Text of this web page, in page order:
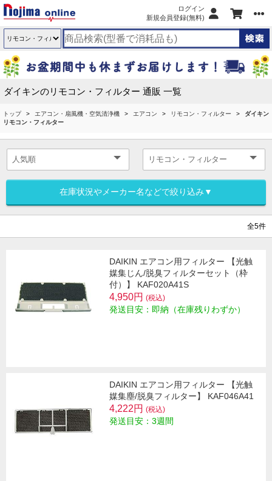
ログイン
新規会員登録(無料)
ダイキンのリモコン・フィルター 通販 一覧
トップ エアコン・扇風機・空気清浄機 エアコン リモコン・フィルター
ダイキン
リモコン・フィルター
在庫状況やメーカー名などで絞り込み▼
全5件
DAIKIN エアコン用フィルター 【光触
媒集じん/脱臭フィルターセット（枠
付）】 KAF020A41S
4,950円 (税込)
発送目安：即納（在庫残りわずか）
DAIKIN エアコン用フィルター 【光触
媒集塵/脱臭フィルター】 KAF046A41
4,222円 (税込)
発送目安：3週間